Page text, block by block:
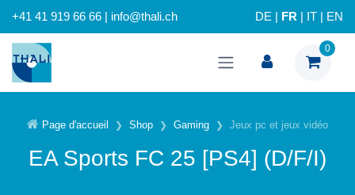
+41 41 919 66 66 | info@thali.ch DE FR IT EN
0
Page d'accueil Shop Gaming Jeux pc et jeux vidéo
EA Sports FC 25 [PS4] (D/F/I)